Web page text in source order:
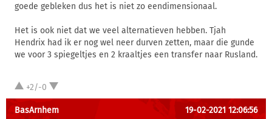
goede gebleken dus het is niet zo eendimensionaal.
Het is ook niet dat we veel alternatieven hebben. Tjah
Hendrix had ik er nog wel neer durven zetten, maar die gunde
we voor 3 spiegeltjes en 2 kraaltjes een transfer naar Rusland.
+2/-0
BasArnhem 19-02-2021 12:06:56